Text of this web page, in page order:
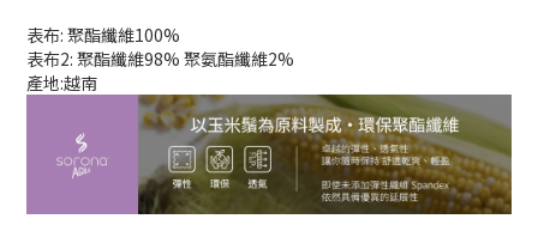
表布: 聚酯纖維100%
表布2: 聚酯纖維98% 聚氨酯纖維2%
產地:越南